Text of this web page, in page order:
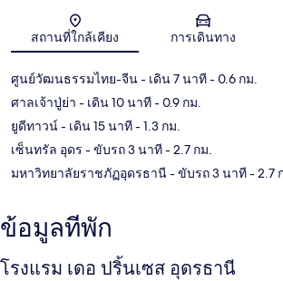
แผนที่
สถานที่ใกล้เคียง การเดินทาง
ศูนย์วัฒนธรรมไทย-จีน- เดิน 7 นาที- 0.6 กม.
ศาลเจ้าปู่ย่า - เดิน 10 นาที- 0.9 กม.
ยูดีทาวน์- เดิน 15 นาที- 1.3 กม.
เซ็นทรัล อุดร - ขับรถ 3 นาที- 2.7 กม.
มหาวิทยาลัยราชภัฏอุดรธานี- ขับรถ 3 นาที- 2.7
ข้อมูลที่พัก
โรงแรม เดอ ปริ้นเซส อุดรธานี